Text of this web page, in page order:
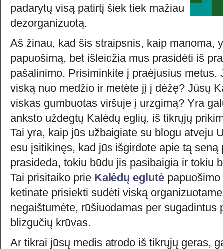
padarytų visą patirtį šiek tiek mažiau
dezorganizuotą.
Aš žinau, kad šis straipsnis, kaip manoma,
papuošimą, bet išleidžia mus prasidėti iš
pašalinimo. Prisiminkite į praėjusius metus.
viską nuo medžio ir metėte jį į dėžę? Jūsų
viskas gumbuotas viršuje į urzgimą? Yra
anksto uždegtų Kalėdų eglių, iš tikrųjų
Tai yra, kaip jūs užbaigiate su blogu atveju
esu įsitikinęs, kad jūs išgirdote apie tą seną
prasideda, tokiu būdu jis pasibaigia ir tokiu
Tai prisitaiko prie Kalėdų eglutė
ketinate prisiekti sudėti viską
negaištumėte, rūšiuodamas per sugadintus
blizgučių krūvas.
Ar tikrai jūsų medis atrodo iš tikrųjų geras,